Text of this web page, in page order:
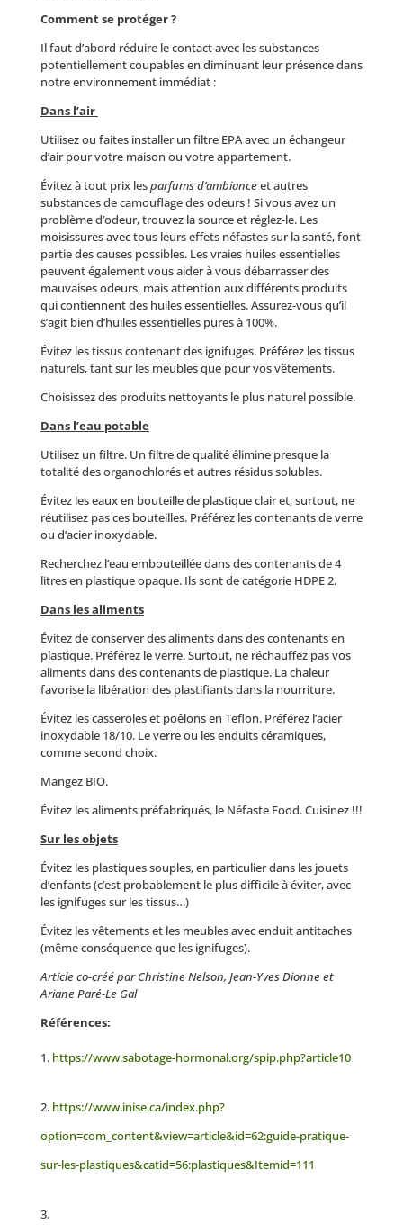
Comment se protéger ?
Il faut d’abord réduire le contact avec les substances
potentiellement coupables en diminuant leur présence dans
notre environnement immédiat :
Dans l’air
Utilisez ou faites installer un filtre EPA avec un échangeur
d’air pour votre maison ou votre appartement.
Évitez à tout prix lesparfums d’ambianceet autres
substances de camouflage des odeurs ! Si vous avez un
problème d’odeur, trouvez la source et réglez-le. Les
moisissures avec tous leurs effets néfastes sur la santé, font
partie des causes possibles. Les vraies huiles essentielles
peuvent également vous aider à vous débarrasser des
mauvaises odeurs, mais attention aux différents produits
qui contiennent des huiles essentielles. Assurez-vous qu’il
s’agit bien d’huiles essentielles pures à 100%.
Évitez les tissus contenant des ignifuges. Préférez les tissus
naturels, tant sur les meubles que pour vos vêtements.
Choisissez des produits nettoyants le plus naturel possible.
Dans l’eau potable
Utilisez un filtre. Un filtre de qualité élimine presque la
totalité des organochlorés et autres résidus solubles.
Évitez les eaux en bouteille de plastique clair et, surtout, ne
réutilisez pas ces bouteilles. Préférez les contenants de verre
ou d’acier inoxydable.
Recherchez l’eau embouteillée dans des contenants de 4
litres en plastique opaque. Ils sont de catégorie HDPE 2.
Dans les aliments
Évitez de conserver des aliments dans des contenants en
plastique. Préférez le verre. Surtout, ne réchauffez pas vos
aliments dans des contenants de plastique. La chaleur
favorise la libération des plastifiants dans la nourriture.
Évitez les casseroles et poêlons en Teflon. Préférez l’acier
inoxydable 18/10. Le verre ou les enduits céramiques,
comme second choix.
Mangez BIO.
Évitez les aliments préfabriqués, le Néfaste Food. Cuisinez !!!
Sur les objets
Évitez les plastiques souples, en particulier dans les jouets
d’enfants (c’est probablement le plus difficile à éviter, avec
les ignifuges sur les tissus…)
Évitez les vêtements et les meubles avec enduit antitaches
(même conséquence que les ignifuges).
Article co-créé par Christine Nelson, Jean-Yves Dionne et
Ariane Paré-Le Gal
Références:
https://www.sabotage-hormonal.org/spip.php?article10
https://www.inise.ca/index.php?
option=com_content&view=article&id=62:guide-pratique-
sur-les-plastiques&catid=56:plastiques&Itemid=111